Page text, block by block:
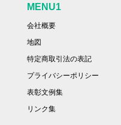
MENU1
会社概要
地図
特定商取引法の表記
プライバシーポリシー
表彰文例集
リンク集